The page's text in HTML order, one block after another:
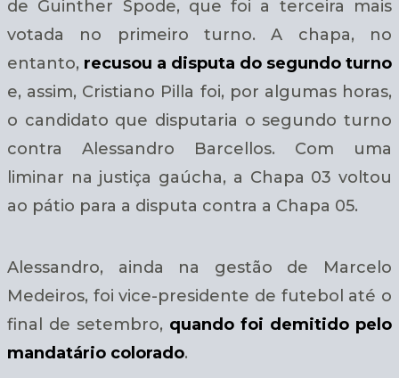
de Guinther Spode, que foi a terceira mais
votada no primeiro turno. A chapa, no
entanto, recusou a disputa do segundo turno
e, assim, Cristiano Pilla foi, por algumas horas,
o candidato que disputaria o segundo turno
contra Alessandro Barcellos. Com uma
liminar na justiça gaúcha, a Chapa 03 voltou
ao pátio para a disputa contra a Chapa 05.
Alessandro, ainda na gestão de Marcelo
Medeiros, foi vice-presidente de futebol até o
final de setembro, quando foi demitido pelo
mandatário colorado.